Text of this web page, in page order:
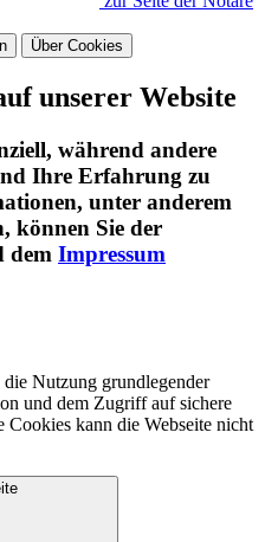
Über Cookies
unserer Website
während andere
Ihre Erfahrung zu
unter anderem
können Sie der
dem Impressum
Nutzung grundlegender
und dem Zugriff auf sichere
Cookies kann die Webseite nicht